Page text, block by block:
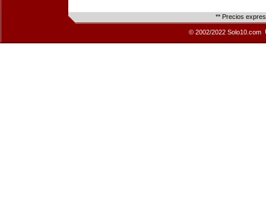
** Precios
© 2002/2022 Solo10.com